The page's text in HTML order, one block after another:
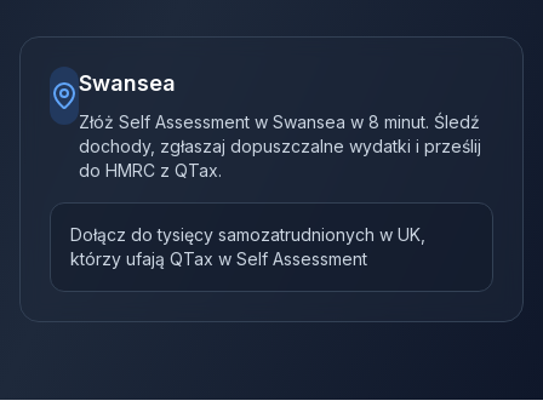
Swansea
Złóż Self Assessment w Swansea w 8 minut. Śledź
dochody, zgłaszaj dopuszczalne wydatki i prześlij
do HMRC z QTax.
Dołącz do tysięcy samozatrudnionych w UK,
którzy ufają QTax w Self Assessment